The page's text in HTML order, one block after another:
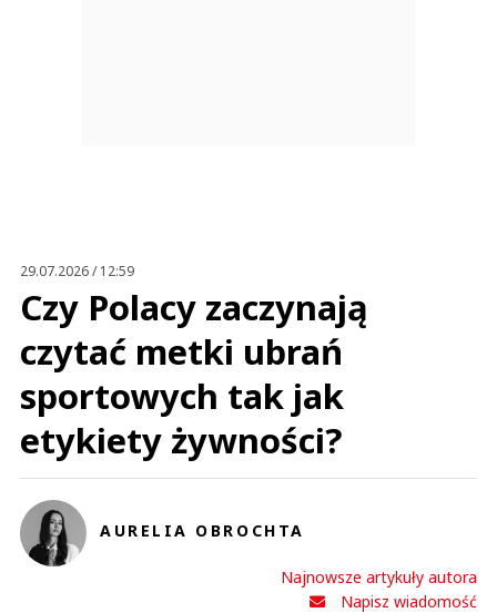
29.07.2026 / 12:59
Czy Polacy zaczynają
czytać metki ubrań
sportowych tak jak
etykiety żywności?
AURELIA OBROCHTA
Najnowsze artykuły autora
Napisz wiadomość